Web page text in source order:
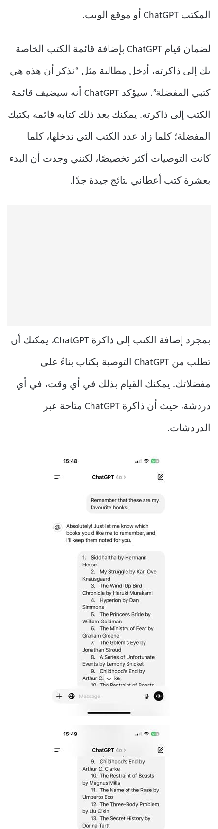
المكتب ChatGPT أو موقع الويب.
لضمان قيام ChatGPT بإضافة قائمة الكتب الخاصة
بك إلى ذاكرته، أدخل مطالبة مثل “تذكر أن هذه هي
كتبي المفضلة”. سيؤكد ChatGPT أنه سيضيف قائمة
الكتب إلى ذاكرته. يمكنك بعد ذلك كتابة قائمة بكتبك
المفضلة؛ كلما زاد عدد الكتب التي تدخلها، كلما
كانت التوصيات أكثر تخصيصًا، لكنني وجدت أن البدء
بعشرة كتب أعطاني نتائج جيدة جدًا.
بمجرد إضافة الكتب إلى ذاكرة ChatGPT، يمكنك أن
تطلب من ChatGPT التوصية بكتاب بناءً على
مفضلاتك. يمكنك القيام بذلك في أي وقت، في أي
دردشة، حيث أن ذاكرة ChatGPT متاحة عبر
الدردشات.